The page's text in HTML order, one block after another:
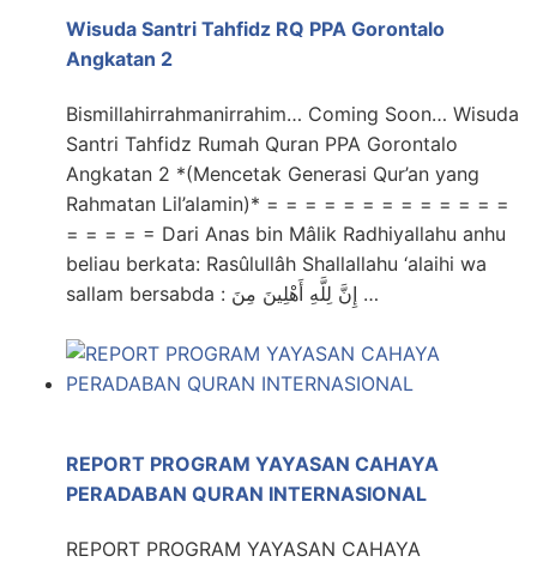
Wisuda Santri Tahfidz RQ PPA Gorontalo
Angkatan 2
Bismillahirrahmanirrahim… Coming Soon… Wisuda
Santri Tahfidz Rumah Quran PPA Gorontalo
Angkatan 2 *(Mencetak Generasi Qur’an yang
Rahmatan Lil’alamin)* = = = = = = = = = = = = =
= = = = = Dari Anas bin Mâlik Radhiyallahu anhu
beliau berkata: Rasûlullâh Shallallahu ‘alaihi wa
sallam bersabda : إِنَّ لِلَّهِ أَهْلِينَ مِنَ …
REPORT PROGRAM YAYASAN CAHAYA
PERADABAN QURAN INTERNASIONAL
REPORT PROGRAM YAYASAN CAHAYA